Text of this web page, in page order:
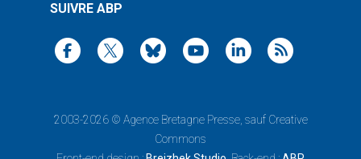
SUIVRE ABP
2003-2026 © Agence Bretagne Presse, sauf Creative
Commons